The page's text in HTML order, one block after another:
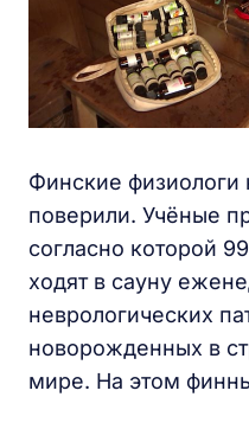
Финские
поверили. Учёные
согласно которой
ходят в сауну
неврологических
новорожденных в
мире. На этом